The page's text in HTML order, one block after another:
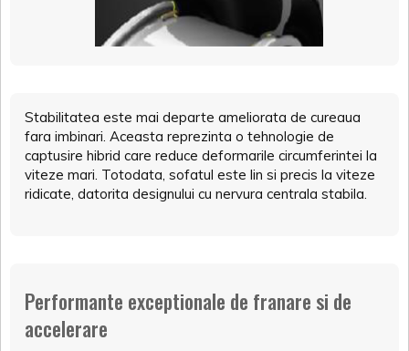
Stabilitatea este mai departe ameliorata de cureaua
fara imbinari. Aceasta reprezinta o tehnologie de
captusire hibrid care reduce deformarile circumferintei la
viteze mari. Totodata, sofatul este lin si precis la viteze
ridicate, datorita designului cu nervura centrala stabila.
Performante exceptionale de franare si de
accelerare